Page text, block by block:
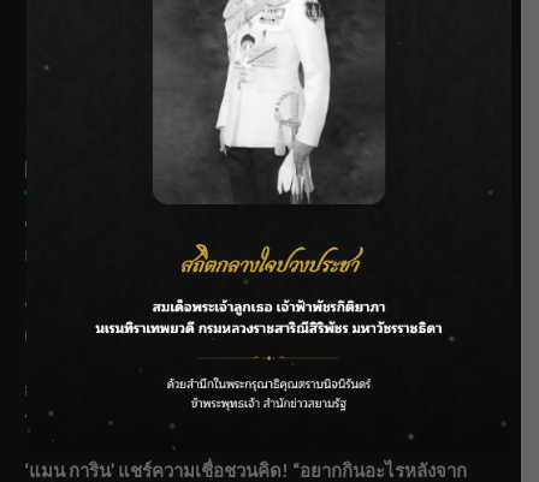
SIAMRATH VARIETY
THE BEST ENTERTAINMENT
Recent Posts
ชลประทานเชียงใหม่เร่งพร่องน้ำแม่น้ำปิง รับมวลน้ำเหนือ ย้ำ
ยังไม่ล้นตลิ่ง
ฟาดลุคใหม่! “แบม พิชญานิน” แดนซ์สับทุกจังหวะ ชวนแฟนๆ
แกะท่า #นอกจอนอกใจ
กรมชลฯ รับฟังประชาชน ติดตามแก้ปัญหาโครงการประตู
ระบายน้ำศรีสองรักฯ
‘แมน การิน’ แชร์ความเชื่อชวนคิด! “อยากกินอะไรหลังจาก